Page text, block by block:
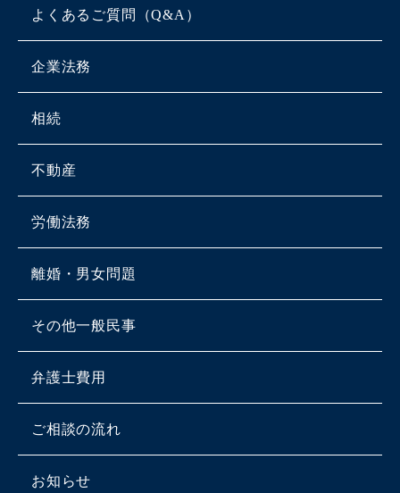
よくあるご質問（Q&A）
企業法務
相続
不動産
労働法務
離婚・男女問題
その他一般民事
弁護士費用
ご相談の流れ
お知らせ